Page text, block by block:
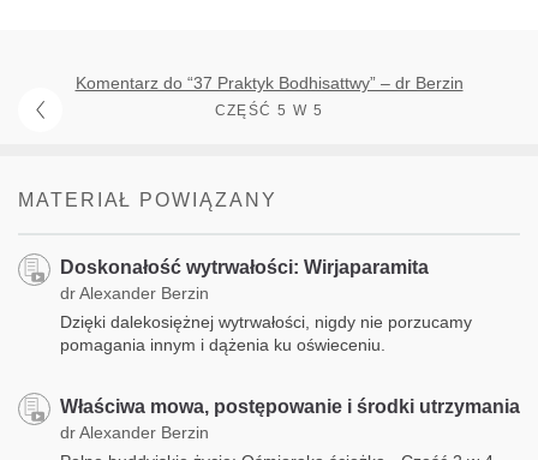
Komentarz do “37 Praktyk Bodhisattwy” – dr Berzin
CZĘŚĆ 5 W 5
MATERIAŁ POWIĄZANY
Doskonałość wytrwałości: Wirjaparamita
dr Alexander Berzin
Dzięki dalekosiężnej wytrwałości, nigdy nie porzucamy
pomagania innym i dążenia ku oświeceniu.
Właściwa mowa, postępowanie i środki utrzymania
dr Alexander Berzin